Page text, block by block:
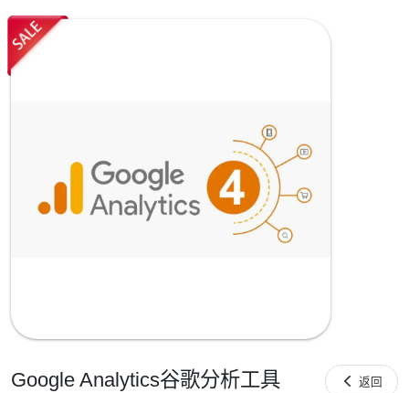
Google Analytics谷歌分析工具  返回